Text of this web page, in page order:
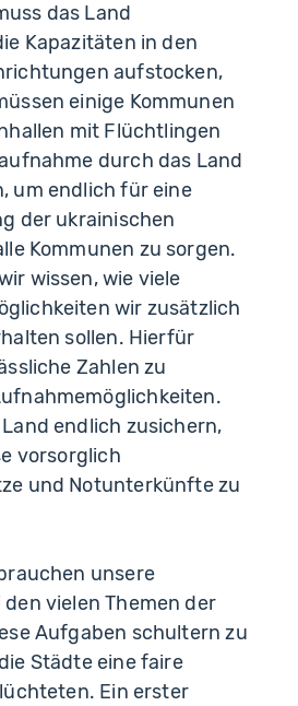
das Land
Kapazitäten in den
aufstocken,
einige Kommunen
mit Flüchtlingen
durch das Land
um endlich für eine
der ukrainischen
Kommunen zu sorgen.
wissen, wie viele
wir zusätzlich
sollen. Hierfür
Zahlen zu
endlich zusichern,
vorsorglich
und Notunterkünfte zu
unsere
vielen Themen der
Aufgaben schultern zu
Städte eine faire
Ein erster